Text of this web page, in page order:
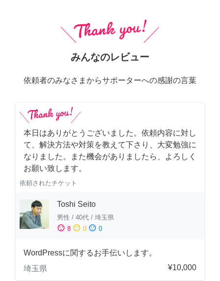
みんなのレビュー
依頼者のみなさまからサポーターへの感謝の言葉
本日はありがとうございました。依頼内容に対し
て、解決方法や対策を教えて下さり、大変勉強に
なりました。また機会がありましたら、よろしく
お願い致します。
依頼されたチケット
Toshi Seito
男性 / 40代 / 埼玉県
sentiment_satisfied 8 sentiment_neutral 0 sentiment_dissatisfied 0
WordPressに関するお手伝いします。
埼玉県
¥10,000